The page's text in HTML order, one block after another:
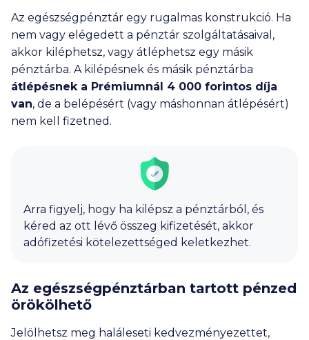
Az egészségpénztár egy rugalmas konstrukció. Ha
nem vagy elégedett a pénztár szolgáltatásaival,
akkor kiléphetsz, vagy átléphetsz egy másik
pénztárba. A kilépésnek és másik pénztárba
átlépésnek a Prémiumnál 4 000 forintos díja
van, de a belépésért (vagy máshonnan átlépésért)
nem kell fizetned.
Arra figyelj, hogy ha kilépsz a pénztárból, és
kéred az ott lévő összeg kifizetését, akkor
adófizetési kötelezettséged keletkezhet.
Az egészségpénztárban tartott pénzed
örökölhető
Jelölhetsz meg haláleseti kedvezményezettet,